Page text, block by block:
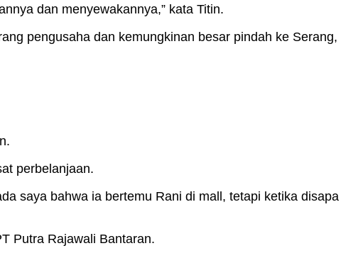
dan menyewakannya,” kata Titin.
pengusaha dan kemungkinan besar pindah ke Serang,
perbelanjaan.
saya bahwa ia bertemu Rani di mall, tetapi ketika disapa
Putra Rajawali Bantaran.